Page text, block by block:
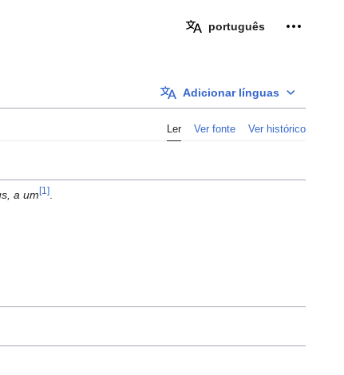
português
Adicionar línguas
Ler Ver fonte Ver histórico
a um [1]